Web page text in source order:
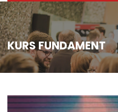
KURS FUNDAMENT